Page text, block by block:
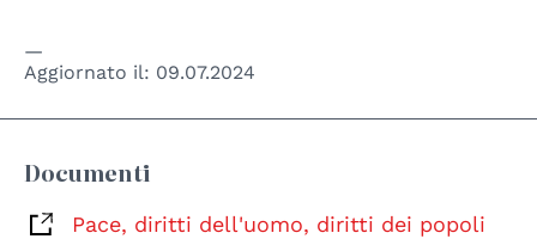
Aggiornato il: 09.07.2024
Documenti
Pace, diritti dell'uomo, diritti dei popoli